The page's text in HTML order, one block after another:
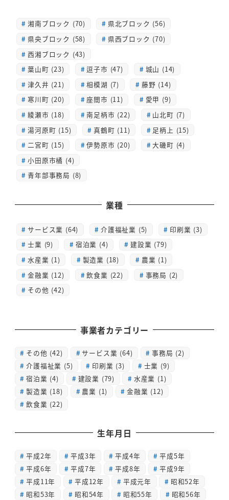
湘南ブロック (70)
県北ブロック (56)
県央ブロック (58)
県西ブロック (70)
西湘ブロック (43)
葉山町 (23)
逗子市 (47)
城山 (14)
津久井 (21)
相模湖 (7)
藤野 (14)
寒川町 (20)
座間市 (11)
愛甲 (9)
綾瀬市 (18)
南足柄市 (22)
山北町 (7)
湯河原町 (15)
真鶴町 (11)
足柄上 (15)
二宮町 (15)
伊勢原市 (20)
大磯町 (4)
小田原市橘 (4)
青年部事務局 (8)
業種
サービス業 (64) 介護福祉業 (5)
印刷業 (3)
士業 (9)
宿泊業 (4)
建設業 (79)
水産業 (1)
製造業 (18)
農業 (1)
金融業 (12)
飲食業 (22)
事務局 (2)
その他 (42)
事業者カテゴリー
その他 (42) サービス業 (64) 事務局 (2)
介護福祉業 (5) 印刷業 (3) 士業 (9)
宿泊業 (4) 建設業 (79) 水産業 (1)
製造業 (18) 農業 (1) 金融業 (12)
飲食業 (22)
生年月日
平成2年 平成3年 平成4年
平成5年
平成6年
平成7年 平成8年
平成9年
平成11年
平成12年 平成元年
昭和52年
昭和53年
昭和54年 昭和55年
昭和56年